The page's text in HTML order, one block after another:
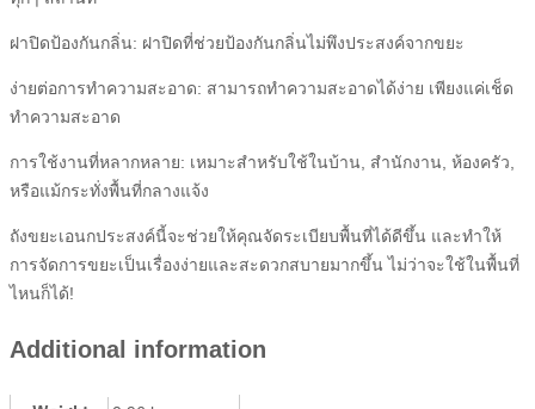
ฝาปิดป้องกันกลิ่น: ฝาปิดที่ช่วยป้องกันกลิ่นไม่พึงประสงค์จากขยะ
ง่ายต่อการทำความสะอาด: สามารถทำความสะอาดได้ง่าย เพียงแค่เช็ด
ทำความสะอาด
การใช้งานที่หลากหลาย: เหมาะสำหรับใช้ในบ้าน, สำนักงาน, ห้องครัว,
หรือแม้กระทั่งพื้นที่กลางแจ้ง
ถังขยะเอนกประสงค์นี้จะช่วยให้คุณจัดระเบียบพื้นที่ได้ดีขึ้น และทำให้
การจัดการขยะเป็นเรื่องง่ายและสะดวกสบายมากขึ้น ไม่ว่าจะใช้ในพื้นที่
ไหนก็ได้!
Additional information